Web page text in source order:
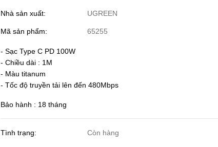
Nhà sản xuất: UGREEN
Mã sản phẩm: 65255
- Sạc Type C PD 100W
- Chiều dài : 1M
- Màu titanum
- Tốc độ truyền tải lên đến 480Mbps
Bảo hành : 18 tháng
Tình trạng: Còn hàng